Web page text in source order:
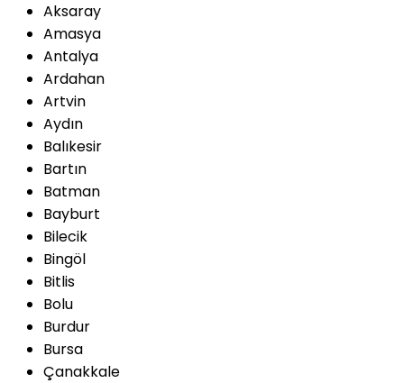
Aksaray
Amasya
Antalya
Ardahan
Artvin
Aydın
Balıkesir
Bartın
Batman
Bayburt
Bilecik
Bingöl
Bitlis
Bolu
Burdur
Bursa
Çanakkale